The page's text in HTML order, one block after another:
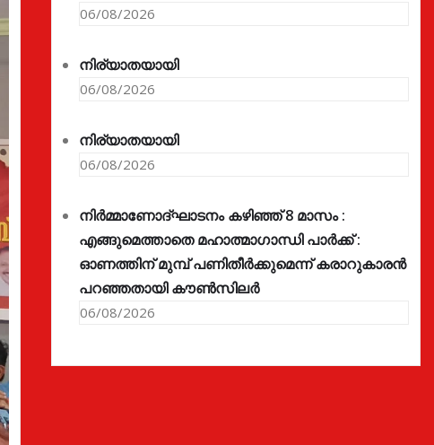
06/08/2026
നിര്യാതയായി
06/08/2026
നിര്യാതയായി
06/08/2026
നിർമ്മാണോദ്ഘാടനം കഴിഞ്ഞ് 8 മാസം :
എങ്ങുമെത്താതെ മഹാത്മാഗാന്ധി പാർക്ക് :
ഓണത്തിന് മുമ്പ് പണിതീർക്കുമെന്ന് കരാറുകാരൻ
പറഞ്ഞതായി കൗൺസിലർ
06/08/2026